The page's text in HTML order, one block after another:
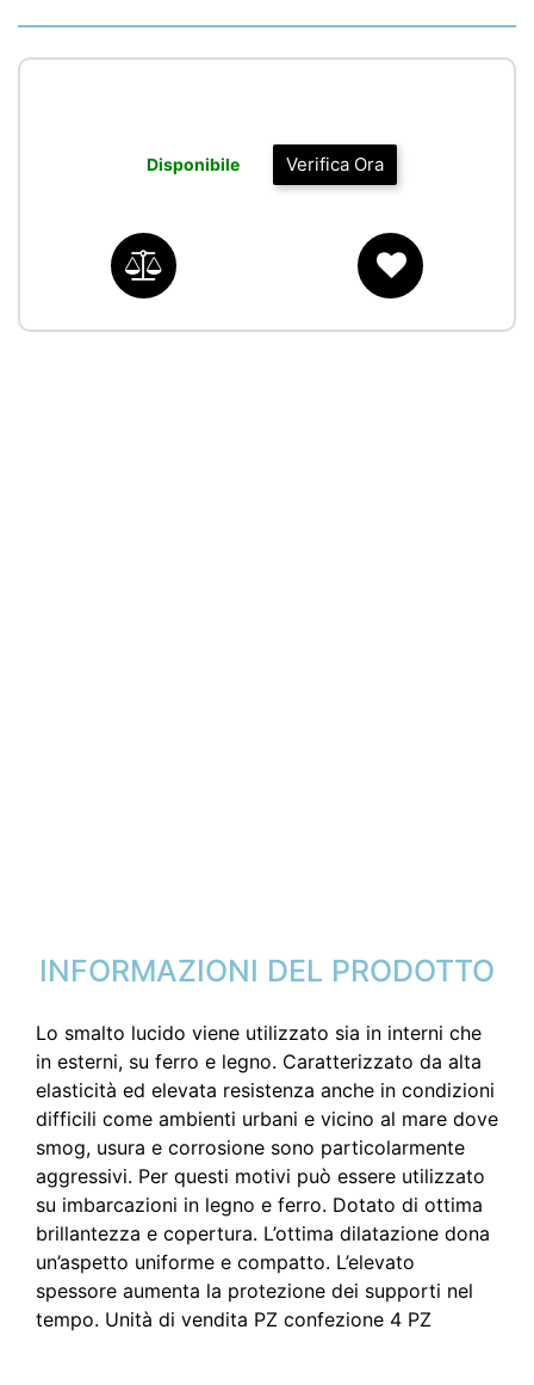
Verifica Ora
Disponibile
INFORMAZIONI DEL PRODOTTO
Lo smalto lucido viene utilizzato sia in interni che
in esterni, su ferro e legno. Caratterizzato da alta
elasticità ed elevata resistenza anche in condizioni
difficili come ambienti urbani e vicino al mare dove
smog, usura e corrosione sono particolarmente
aggressivi. Per questi motivi può essere utilizzato
su imbarcazioni in legno e ferro. Dotato di ottima
brillantezza e copertura. L’ottima dilatazione dona
un’aspetto uniforme e compatto. L’elevato
spessore aumenta la protezione dei supporti nel
tempo. Unità di vendita PZ confezione 4 PZ